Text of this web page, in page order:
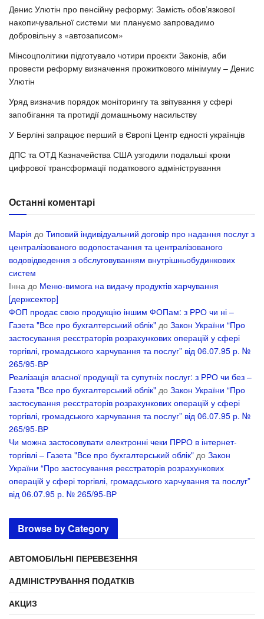
Денис Улютін про пенсійну реформу: Замість обовʼязкової
накопичувальної системи ми плануємо запровадимо
добровільну з «автозаписом»
Мінсоцполітики підготувало чотири проєкти Законів, аби
провести реформу визначення прожиткового мінімуму – Денис
Улютін
Уряд визначив порядок моніторингу та звітування у сфері
запобігання та протидії домашньому насильству
У Берліні запрацює перший в Європі Центр єдності українців
ДПС та ОТД Казначейства США узгодили подальші кроки
цифрової трансформації податкового адміністрування
Останні коментарі
Марія до Типовий індивідуальний договір про надання послуг з
централізованого водопостачання та централізованого
водовідведення з обслуговуванням внутрішньобудинкових
систем
Інна до Меню-вимога на видачу продуктів харчування
[держсектор]
ФОП продає свою продукцію іншим ФОПам: з РРО чи ні –
Газета "Все про бухгалтерський облік" до Закон України “Про
застосування реєстраторів розрахункових операцій у сфері
торгівлі, громадського харчування та послуг” від 06.07.95 р. №
265/95-ВР
Реалізація власної продукції та супутніх послуг: з РРО чи без –
Газета "Все про бухгалтерський облік" до Закон України “Про
застосування реєстраторів розрахункових операцій у сфері
торгівлі, громадського харчування та послуг” від 06.07.95 р. №
265/95-ВР
Чи можна застосовувати електронні чеки ПРРО в інтернет-
торгівлі – Газета "Все про бухгалтерський облік" до Закон
України “Про застосування реєстраторів розрахункових
операцій у сфері торгівлі, громадського харчування та послуг”
від 06.07.95 р. № 265/95-ВР
Browse by Category
АВТОМОБІЛЬНІ ПЕРЕВЕЗЕННЯ
АДМІНІСТРУВАННЯ ПОДАТКІВ
АКЦИЗ